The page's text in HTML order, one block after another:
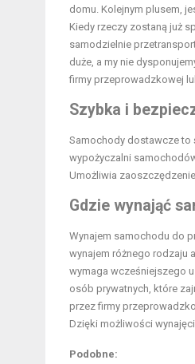
domu. Kolejnym plusem,
Kiedy rzeczy zostaną już
samodzielnie
duże, a my nie
firmy przeprowadzkowej
Szybka i
Samochody dostawcze to
wypożyczalni
Umożliwia
Gdzie wynająć
Wynajem samochodu do
wynajem różnego rodzaju
wymaga wcześniejszego
osób prywatnych, które
przez firmy
Dzięki możliwości
Podobne: